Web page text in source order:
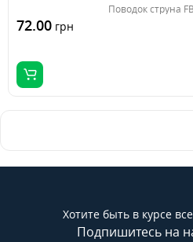
Поводок струна
72.00 грн
Хотите быть в курсе
Подпишитесь на